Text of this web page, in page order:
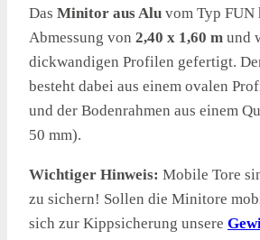
Das Minitor aus Alu vom Typ FUN
Abmessung von 2,40 x 1,60 m und
dickwandigen Profilen gefertigt.
besteht dabei aus einem ovalen
und der Bodenrahmen aus einem
50 mm).
Wichtiger Hinweis: Mobile Tore
zu sichern! Sollen die Minitore
sich zur Kippsicherung unsere